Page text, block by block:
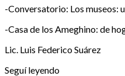
-Conversatorio: Los museos:
-Casa de los Ameghino: de
Lic. Luis Federico Suárez
Seguí leyendo